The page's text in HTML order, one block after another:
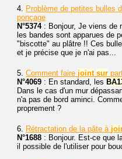
4. Problème de petites bulles
ponçage
N°5374: Bonjour, Je viens de
les bandes sont apparues de
"biscotte" au plâtre !! Ces
et je précise que je n'ai pas...
5. Comment faire joint sur
N°4069 : En standard, les
Dans le cas d'un mur
n'a pas de bord aminci.
proprement ?
6. Rétractation de la pâte à
N°1688 : Bonjour. Est-ce que
il possible de l'utiliser pour